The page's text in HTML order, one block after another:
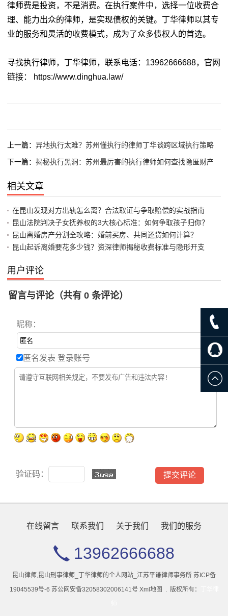
律师费是投资，不是消费。在执行案件中，选择一位收费合
理、能力出众的律师，是实现债权的关键。丁华律师以其专
业的服务和灵活的收费模式，成为了众多债权人的首选。
寻找执行律师，丁华律师，联系电话：13962666688，官网
链接： https://www.dinghua.law/
上一篇： 异地执行太难？苏州懂执行的律师丁华谈跨区域执行策略
下一篇： 揭秘执行黑洞：苏州最厉害的执行律师如何查找隐匿财产
相关文章
在昆山发现对方出轨怎么离？合法取证与争取赔偿的实战指南
昆山法院判决子女抚养权的3大核心标准：如何争取孩子归你？
昆山离婚房产分割全攻略：婚前买房、共同还贷如何计算？
昆山起诉离婚要花多少钱？资深律师揭秘收费标准与隐形开支
用户评论
留言与评论（共有 0 条评论）
昵称：
匿名发表 登录账号
验证码：
在线留言 联系我们 关于我们 我们的服务
13962666688
昆山律师,昆山刑事律师_丁华律师的个人网站_江苏平谦律师事务所 苏ICP备
19045539号-6 苏公网安备32058302006141号 Xml地图 版权所有：